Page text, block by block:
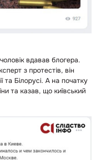
вдавав блогера.
з протестів, він
та Білорусі. А на початку
та казав, що київський